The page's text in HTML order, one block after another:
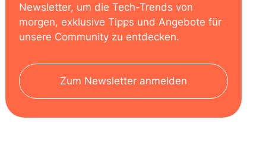
Newsletter, um die Tech-Trends von
morgen, exklusive Tipps und Angebote für
unsere Community zu entdecken.
Zum Newsletter anmelden